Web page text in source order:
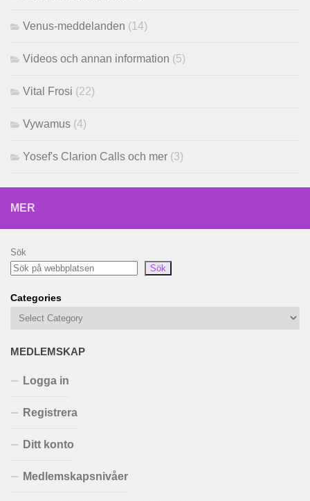
Venus-meddelanden (14)
Videos och annan information (5)
Vital Frosi (22)
Vywamus (4)
Yosef's Clarion Calls och mer (3)
MER
Sök
Sök
Categories
MEDLEMSKAP
Logga in
Registrera
Ditt konto
Medlemskapsnivåer